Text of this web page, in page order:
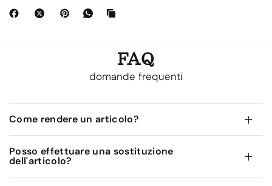
FAQ
domande frequenti
Come rendere un articolo?
Posso effettuare una sostituzione
dell'articolo?